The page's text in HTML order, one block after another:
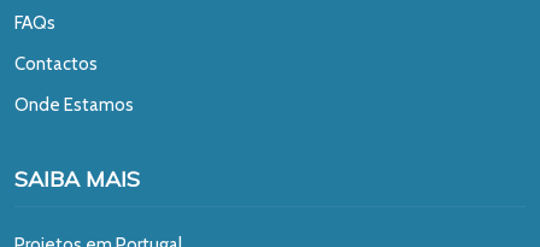
FAQs
Contactos
Onde Estamos
SAIBA MAIS